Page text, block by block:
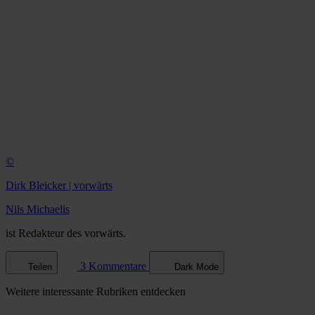
©
Dirk Bleicker | vorwärts
Nils Michaelis
ist Redakteur des vorwärts.
Teilen 3 Kommentare Dark Mode
Weitere interessante Rubriken entdecken